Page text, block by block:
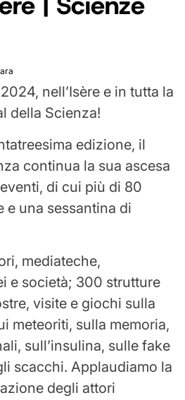
nell’Isère e in tutta la
della Scienza!
edizione, il
continua la sua ascesa
di cui più di 80
e una sessantina di
mediateche,
e società; 300 strutture
visite e giochi sulla
meteoriti, sulla memoria,
sull’insulina, sulle fake
scacchi. Applaudiamo la
degli attori